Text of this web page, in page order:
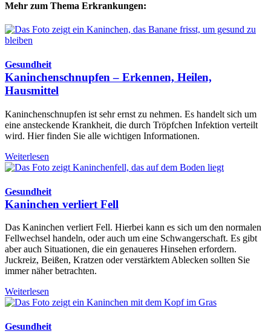
Mehr zum Thema Erkrankungen:
Gesundheit
Kaninchenschnupfen – Erkennen, Heilen,
Hausmittel
Kaninchenschnupfen ist sehr ernst zu nehmen. Es handelt sich um
eine ansteckende Krankheit, die durch Tröpfchen Infektion verteilt
wird. Hier finden Sie alle wichtigen Informationen.
Weiterlesen
Gesundheit
Kaninchen verliert Fell
Das Kaninchen verliert Fell. Hierbei kann es sich um den normalen
Fellwechsel handeln, oder auch um eine Schwangerschaft. Es gibt
aber auch Situationen, die ein genaueres Hinsehen erfordern.
Juckreiz, Beißen, Kratzen oder verstärktem Ablecken sollten Sie
immer näher betrachten.
Weiterlesen
Gesundheit